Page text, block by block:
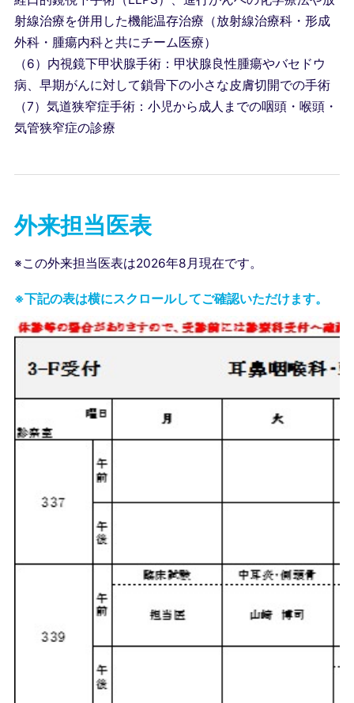
射線治療を併用した機能温存治療（放射線治療科・形成
外科・腫瘍内科と共にチーム医療）
（6）内視鏡下甲状腺手術：甲状腺良性腫瘍やバセドウ
病、早期がんに対して鎖骨下の小さな皮膚切開での手術
（7）気道狭窄症手術：小児から成人までの咽頭・喉頭・
気管狭窄症の診療
外来担当医表
※この外来担当医表は2026年8月現在です。
※下記の表は横にスクロールしてご確認いただけます。